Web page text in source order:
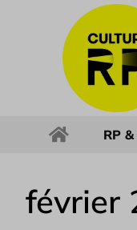
RP
février